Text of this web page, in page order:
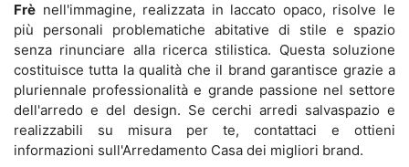
Frè nell'immagine, realizzata in laccato opaco, risolve le
più personali problematiche abitative di stile e spazio
senza rinunciare alla ricerca stilistica. Questa soluzione
costituisce tutta la qualità che il brand garantisce grazie a
pluriennale professionalità e grande passione nel settore
dell'arredo e del design. Se cerchi arredi salvaspazio e
realizzabili su misura per te, contattaci e ottieni
informazioni sull'Arredamento Casa dei migliori brand.